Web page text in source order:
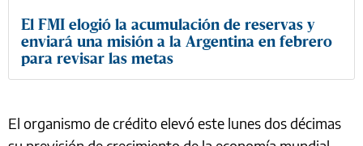
El FMI elogió la acumulación de reservas y
enviará una misión a la Argentina en febrero
para revisar las metas
El organismo de crédito elevó este lunes dos décimas